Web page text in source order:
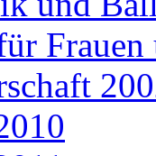
Frauen